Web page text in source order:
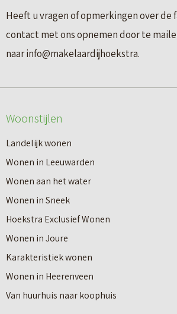
Heeft u vragen of opmerkingen over de
contact met ons opnemen door te
naar info@makelaardijhoekstra.
Woonstijlen
Landelijk wonen
Wonen in Leeuwarden
Wonen aan het water
Wonen in Sneek
Hoekstra Exclusief Wonen
Wonen in Joure
Karakteristiek wonen
Wonen in Heerenveen
Van huurhuis naar koophuis